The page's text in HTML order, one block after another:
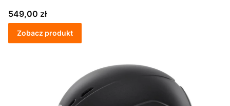
Cena
549,00 zł
Zobacz produkt